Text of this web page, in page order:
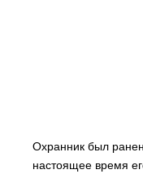
Охранник был
настоящее время